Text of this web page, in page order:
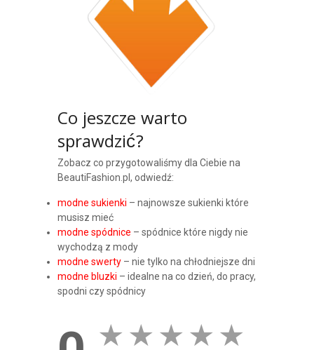
Co jeszcze warto
sprawdzić?
Zobacz co przygotowaliśmy dla Ciebie na
BeautiFashion.pl, odwiedź:
modne sukienki – najnowsze sukienki które
musisz mieć
modne spódnice – spódnice które nigdy nie
wychodzą z mody
modne swerty– nie tylko na chłodniejsze dni
modne bluzki – idealne na co dzień, do pracy,
spodni czy spódnicy
★ ★ ★ ★ ★